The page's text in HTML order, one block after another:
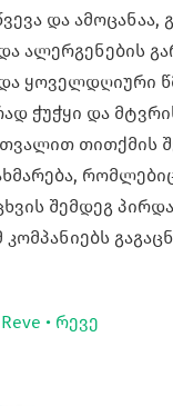
და ამოცანაა,
ალერგენების
ყოველდღიური
ჭუჭყი და
თითქმის
შემდეგ
• რევე